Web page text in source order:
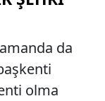
da
olma